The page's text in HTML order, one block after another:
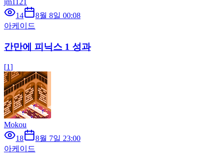
jm1121
14
8월 8일 00:08
아케이드
간만에 피닉스 1 성과
[1]
Mokou
18
8월 7일 23:00
아케이드